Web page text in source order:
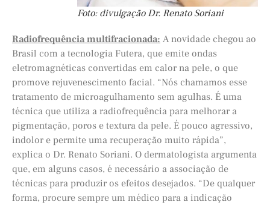
Foto: divulgação Dr. Renato Soriani
Radiofrequência multifracionada: A novidade chegou ao
Brasil com a tecnologia Futera, que emite ondas
eletromagnéticas convertidas em calor na pele, o que
promove rejuvenescimento facial. “Nós chamamos esse
tratamento de microagulhamento sem agulhas. É uma
técnica que utiliza a radiofrequência para melhorar a
pigmentação, poros e textura da pele. É pouco agressivo,
indolor e permite uma recuperação muito rápida”,
explica o Dr. Renato Soriani. O dermatologista argumenta
que, em alguns casos, é necessário a associação de
técnicas para produzir os efeitos desejados. “De qualquer
forma, procure sempre um médico para a indicação